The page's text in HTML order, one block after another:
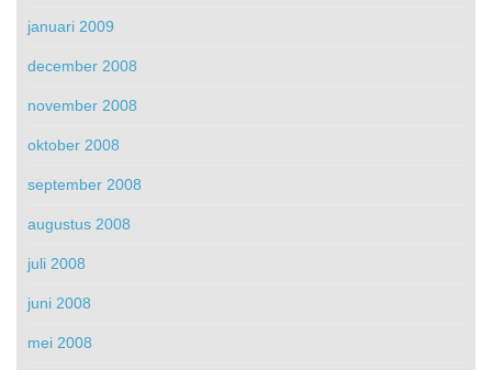
januari 2009
december 2008
november 2008
oktober 2008
september 2008
augustus 2008
juli 2008
juni 2008
mei 2008